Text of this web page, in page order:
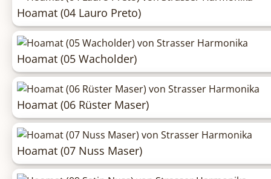
Hoamat (04 Lauro Preto)
Hoamat (05 Wacholder)
Hoamat (06 Rüster Maser)
Hoamat (07 Nuss Maser)